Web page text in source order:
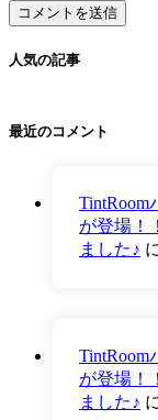
人気の記事
最近のコメント
TintRoom
が登場！
ました♪
TintRoom
が登場！
ました♪